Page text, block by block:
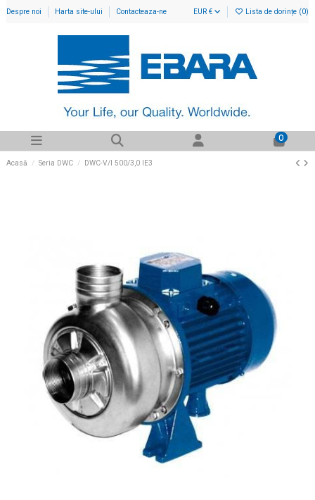
Despre noi Harta site-ului Contacteaza-ne EUR € Lista de dorințe (0)
0
Acasă Seria DWC DWC-V/I 500/3,0 IE3